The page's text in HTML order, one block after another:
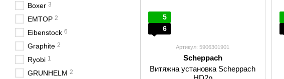
5
6
Артикул: 5906301901
Scheppach
Витяжна установка Scheppach
Boxer 3
EMTOP 2
Eibenstock 6
Graphite 2
Ryobi 1
GRUNHELM 2